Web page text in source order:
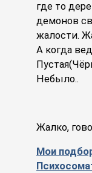
где то
демонов
жалости.
А когда
Небыло..
Жалко,
Мои